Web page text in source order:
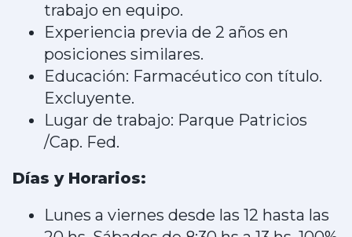
trabajo en equipo.
Experiencia previa de 2 años en
posiciones similares.
Educación: Farmacéutico con título.
Excluyente.
Lugar de trabajo: Parque Patricios
/Cap. Fed.
Días y Horarios:
Lunes a viernes desde las 12 hasta las